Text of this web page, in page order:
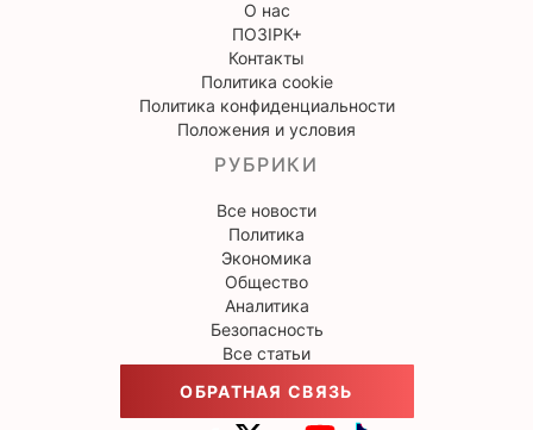
О нас
ПОЗІРК+
Контакты
Политика cookie
Политика конфиденциальности
Положения и условия
РУБРИКИ
Все новости
Политика
Экономика
Общество
Аналитика
Безопасность
Все статьи
ОБРАТНАЯ СВЯЗЬ